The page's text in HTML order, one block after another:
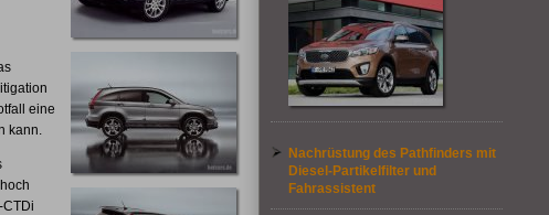
eine
kann.
Nachrüstung des Pathfinders mit
Diesel-Partikelfilter und
Fahrassistent